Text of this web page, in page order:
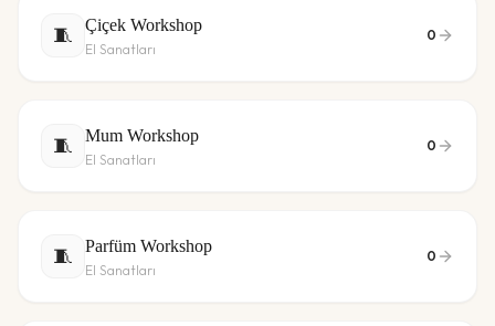
🧵 Çiçek Workshop
El Sanatları
0
🧵 Mum Workshop
El Sanatları
0
🧵 Parfüm Workshop
El Sanatları
0